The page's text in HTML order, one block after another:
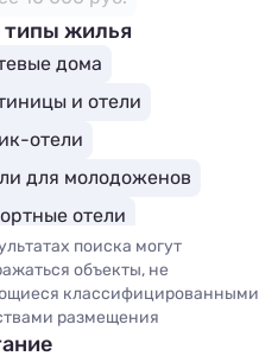
типы жилья
дома
и отели
отели
для молодоженов
отели
поиска могут
объекты, не
классифицированными
размещения